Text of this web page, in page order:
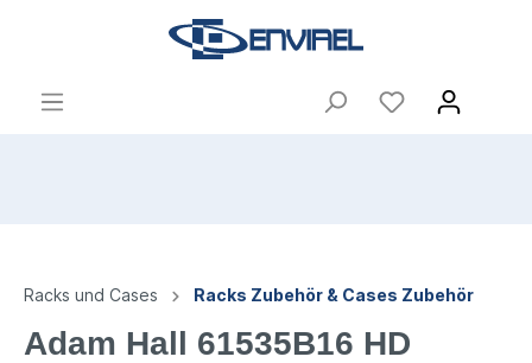
Racks und Cases Racks Zubehör & Cases Zubehör
Adam Hall 61535B16 HD